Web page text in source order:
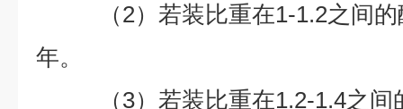
（2）若装比重在1-1.2之间的
年。
（3）若装比重在1.2-1.4之间